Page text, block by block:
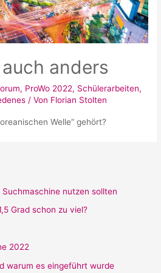
anders
, ProWo 2022, Schülerarbeiten,
/ Von Florian Stolten
Welle“ gehört?
nutzen sollten
Grad schon zu viel?
2022
warum es eingeführt wurde